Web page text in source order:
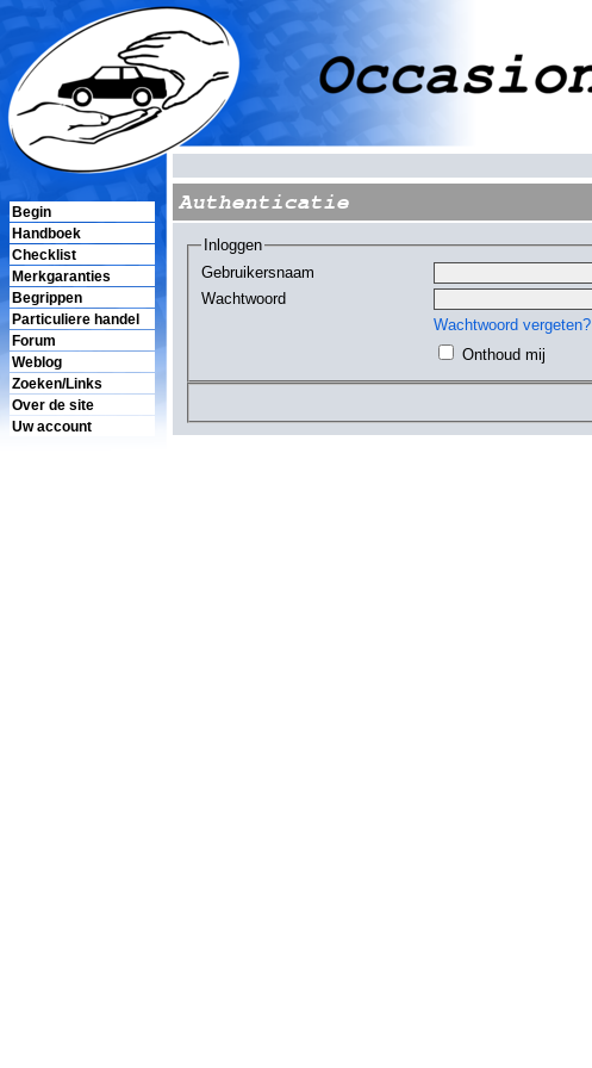
Begin
Handboek
Checklist
Merkgaranties
Begrippen
Particuliere handel
Forum
Weblog
Zoeken/Links
Over de site
Uw account
Authenticatie
Inloggen
Gebruikersnaam
Wachtwoord
Wachtwoord vergeten?
Onthoud mij